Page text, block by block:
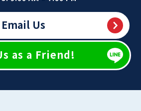
Email Us
as a Friend!